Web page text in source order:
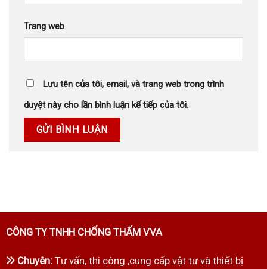
Trang web
Lưu tên của tôi, email, và trang web trong trình
duyệt này cho lần bình luận kế tiếp của tôi.
CÔNG TY TNHH CHỐNG THẤM VVA
Chuyên:Tư vấn, thi công ,cung cấp vật tư và thiết bị